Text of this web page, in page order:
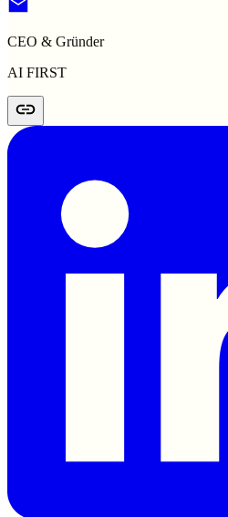
CEO & Gründer
AI FIRST